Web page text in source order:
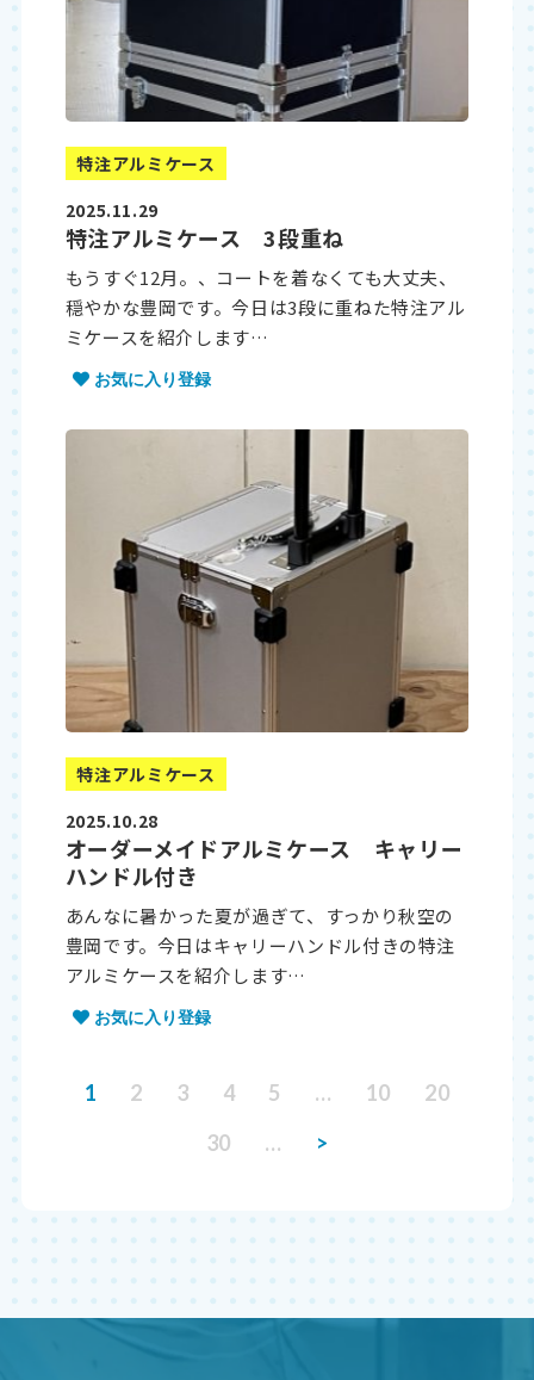
特注アルミケース
2025.11.29
特注アルミケース 3段重ね
もうすぐ12月。、コートを着なくても大丈夫、
穏やかな豊岡です。今日は3段に重ねた特注アル
ミケースを紹介します…
お気に入り登録
特注アルミケース
2025.10.28
オーダーメイドアルミケース キャリー
ハンドル付き
あんなに暑かった夏が過ぎて、すっかり秋空の
豊岡です。今日はキャリーハンドル付きの特注
アルミケースを紹介します…
お気に入り登録
1 2 3 4 5 … 10
20
30
… >